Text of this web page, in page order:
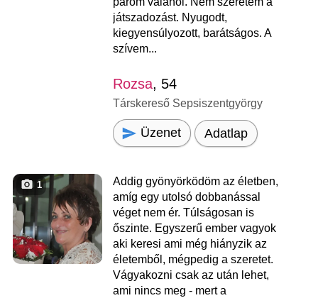
játszadozást. Nyugodt,
kiegyensúlyozott, barátságos. A
szívem...
Rozsa, 54
Társkereső Sepsiszentgyörgy
Üzenet Adatlap
1
Addig gyönyörködöm az életben,
amíg egy utolsó dobbanással
véget nem ér. Túlságosan is
őszinte. Egyszerű ember vagyok
aki keresi ami még hiányzik az
életemből, mégpedig a szeretet.
Vágyakozni csak az után lehet,
ami nincs meg - mert a